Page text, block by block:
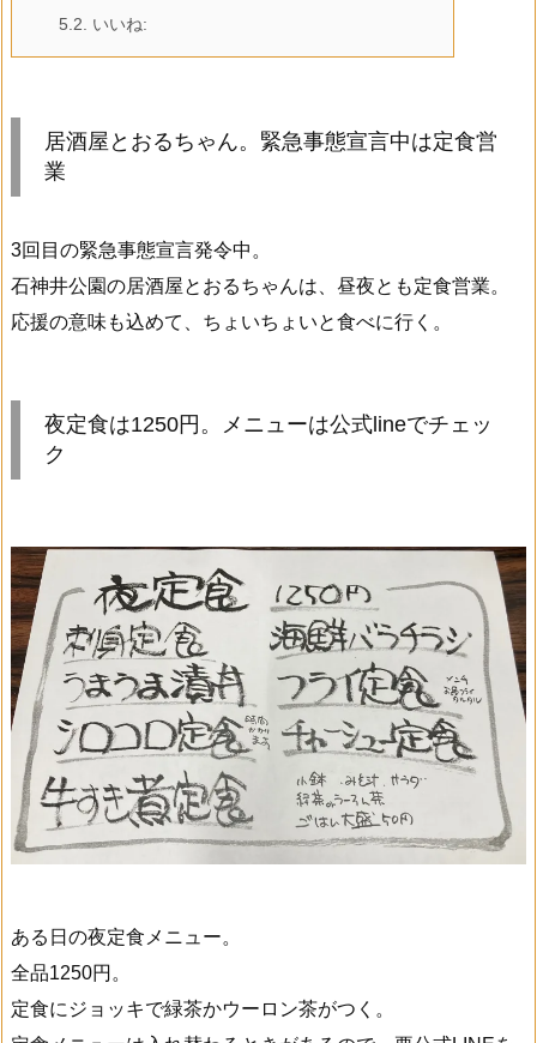
5.2. いいね:
居酒屋とおるちゃん。緊急事態宣言中は定食営
業
3回目の緊急事態宣言発令中。
石神井公園の居酒屋とおるちゃんは、昼夜とも定食営業。
応援の意味も込めて、ちょいちょいと食べに行く。
夜定食は1250円。メニューは公式lineでチェッ
ク
ある日の夜定食メニュー。
全品1250円。
定食にジョッキで緑茶かウーロン茶がつく。